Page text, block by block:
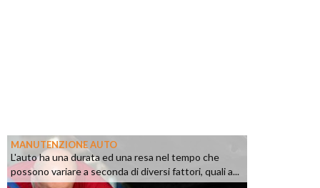
MANUTENZIONE AUTO
L'auto ha una durata ed una resa nel tempo che
possono variare a seconda di diversi fattori, quali a...